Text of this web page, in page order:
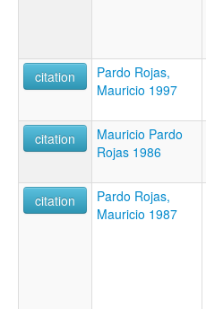
citation
Pardo Rojas,
Mauricio 1997
citation
Mauricio Pardo
Rojas 1986
citation
Pardo Rojas,
Mauricio 1987